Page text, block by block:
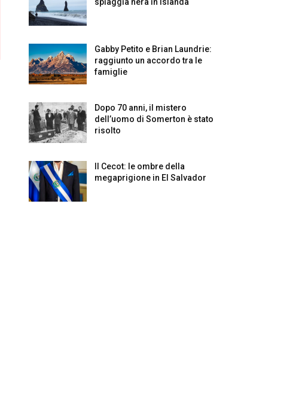
Gabby Petito e Brian Laundrie:
raggiunto un accordo tra le
famiglie
Dopo 70 anni, il mistero
dell’uomo di Somerton è stato
risolto
Il Cecot: le ombre della
megaprigione in El Salvador